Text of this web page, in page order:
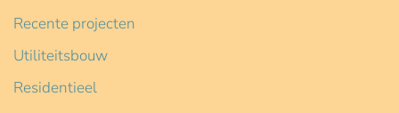
Recente projecten
Utiliteitsbouw
Residentieel